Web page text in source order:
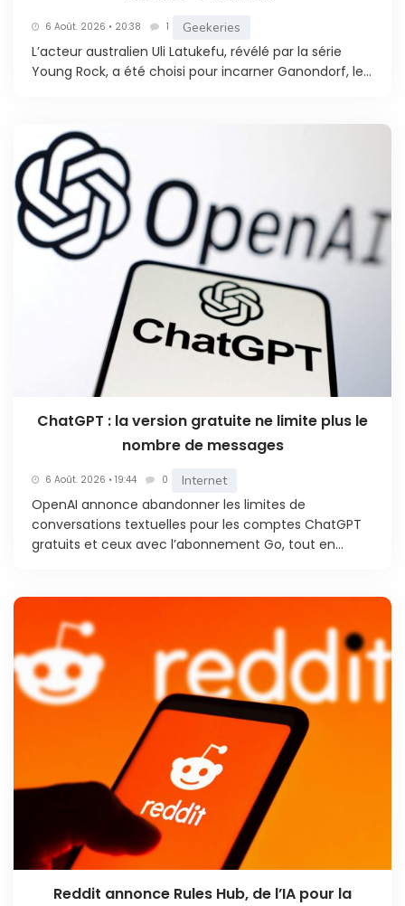
6 Août. 2026 • 20:38 1 Geekeries
L’acteur australien Uli Latukefu, révélé par la série
Young Rock, a été choisi pour incarner Ganondorf, le...
ChatGPT : la version gratuite ne limite plus le
nombre de messages
6 Août. 2026 • 19:44 0 Internet
OpenAI annonce abandonner les limites de
conversations textuelles pour les comptes ChatGPT
gratuits et ceux avec l’abonnement Go, tout en...
Reddit annonce Rules Hub, de l’IA pour la